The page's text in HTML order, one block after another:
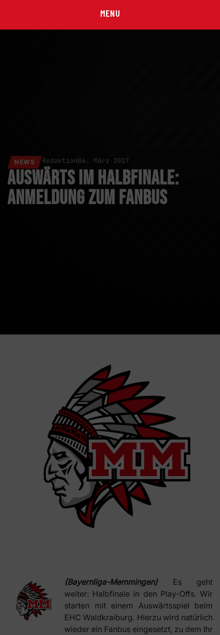
MENU
NEWS Redaktion06. März 2017
Auswärts im Halbfinale:
Anmeldung zum Fanbus
(Bayernliga-Memmingen) Es geht
weiter: Halbfinale in den Play-Offs. Wir
starten mit einem Auswärtsspiel beim
EHC Waldkraiburg. Hierzu wird natürlich
wieder ein Fanbus eingesetzt, zu dem Ihr